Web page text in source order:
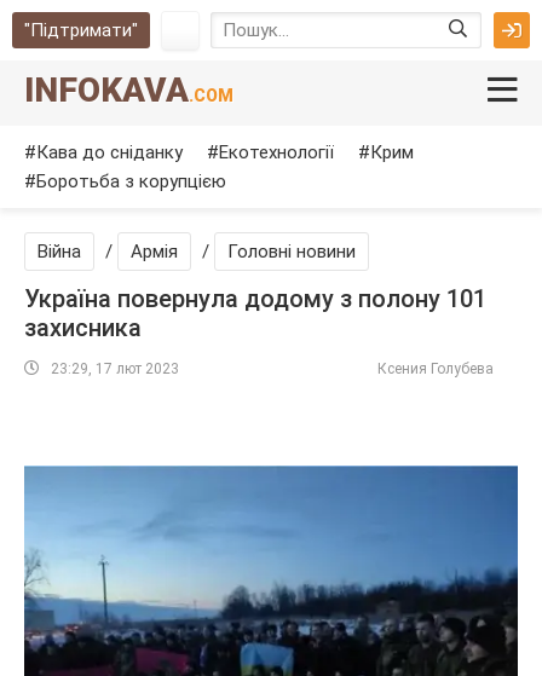
"Підтримати"
INFOKAVA.COM
Кава до сніданку Екотехнології
Крим
Боротьба з корупцією
Війна / Армія / Головні новини
Україна повернула додому з полону 101
захисника
23:29, 17 лют 2023 Ксения Голубева